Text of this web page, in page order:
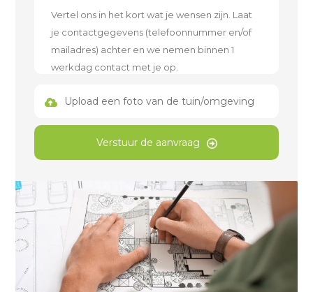
Upload een foto van de tuin/omgeving
Verstuur de aanvraag